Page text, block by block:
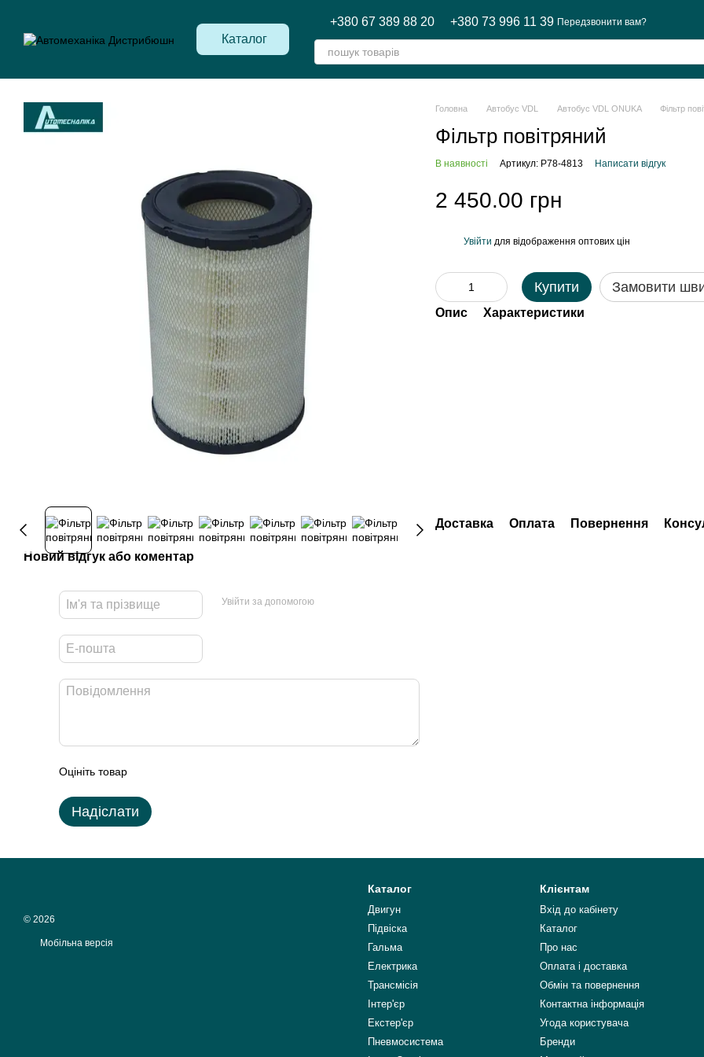
Каталог
+380 67 389 88 20 +380 73 996 11 39 Передзвонити вам?
Новий відгук або коментар
Увійти за допомогою
Оцініть товар
Надіслати
Головна Автобус VDL Автобус VDL ONUKA Фільтр
Фільтр повітряний
В наявності Артикул: P78-4813 Написати відгук
2 450.00 грн
Увійти для відображення оптових цін
Купити Замовити
Опис Характеристики
Доставка Оплата Повернення
© 2026
Мобільна версія
Каталог
Двигун
Підвіска
Гальма
Електрика
Трансмісія
Інтер'єр
Екстер'єр
Пневмосистема
Клієнтам
Вхід до кабінету
Каталог
Про нас
Оплата і доставка
Обмін та повернення
Контактна інформація
Угода користувача
Бренди